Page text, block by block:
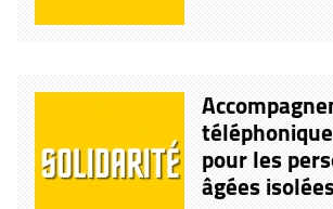
pour les
âgées